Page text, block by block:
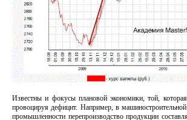
Известны и фокусы плановой экономики, той,
провоцируя дефицит. Например, в машиностроительной
промышленности перепроизводство продукции